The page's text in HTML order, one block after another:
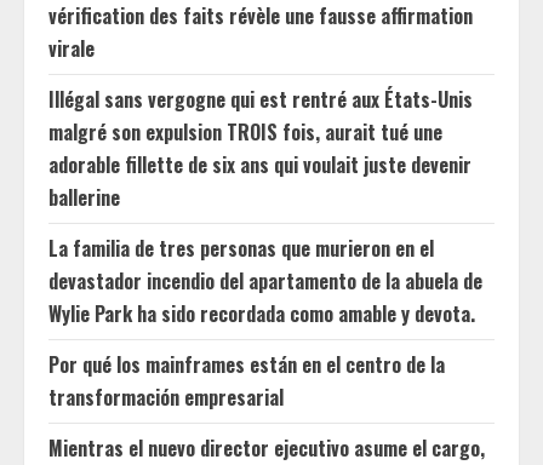
vérification des faits révèle une fausse affirmation
virale
Illégal sans vergogne qui est rentré aux États-Unis
malgré son expulsion TROIS fois, aurait tué une
adorable fillette de six ans qui voulait juste devenir
ballerine
La familia de tres personas que murieron en el
devastador incendio del apartamento de la abuela de
Wylie Park ha sido recordada como amable y devota.
Por qué los mainframes están en el centro de la
transformación empresarial
Mientras el nuevo director ejecutivo asume el cargo,